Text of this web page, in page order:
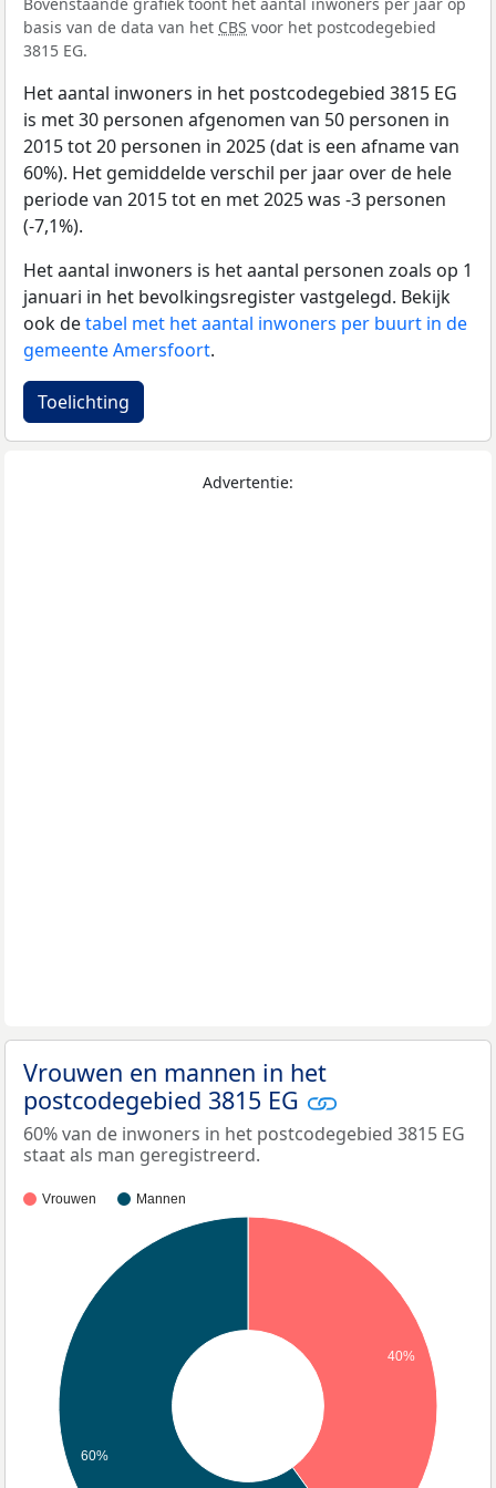
basis van de data van het CBS voor het postcodegebied
3815 EG.
Het aantal inwoners in het postcodegebied 3815 EG
is met 30 personen afgenomen van 50 personen in
2015 tot 20 personen in 2025 (dat is een afname van
60%). Het gemiddelde verschil per jaar over de hele
periode van 2015 tot en met 2025 was -3 personen
(-7,1%).
Het aantal inwoners is het aantal personen zoals op 1
januari in het bevolkingsregister vastgelegd. Bekijk
ook detabel met het aantal inwoners per buurt in de
gemeente Amersfoort.
Toelichting
Advertentie:
Vrouwen en mannen in het
postcodegebied 3815 EG
60% van de inwoners in het postcodegebied 3815 EG
staat als man geregistreerd.
Vrouwen Mannen
40%
60%